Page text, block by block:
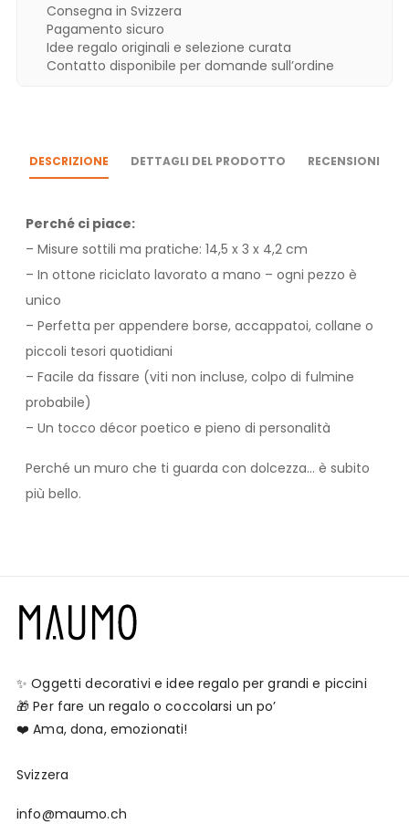
Consegna in Svizzera
Pagamento sicuro
Idee regalo originali e selezione curata
Contatto disponibile per domande sull’ordine
DESCRIZIONE DETTAGLI DEL PRODOTTO RECENSIONI
Perché ci piace:
– Misure sottili ma pratiche: 14,5 x 3 x 4,2 cm
– In ottone riciclato lavorato a mano – ogni pezzo è
unico
– Perfetta per appendere borse, accappatoi, collane o
piccoli tesori quotidiani
– Facile da fissare (viti non incluse, colpo di fulmine
probabile)
– Un tocco décor poetico e pieno di personalità
Perché un muro che ti guarda con dolcezza… è subito
più bello.
✨ Oggetti decorativi e idee regalo per grandi e piccini
🎁 Per fare un regalo o coccolarsi un po’
❤️ Ama, dona, emozionati!
Svizzera
info@maumo.ch